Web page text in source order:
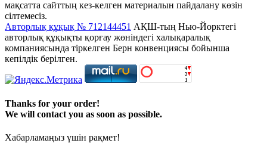
мақсатта сайттың кез-келген материалын пайдалану көзін
сілтемесіз.
Авторлық құқық № 712144451 АҚШ-тың Нью-Йорктегі
авторлық құқықты қорғау жөніндегі халықаралық
компаниясында тіркелген Берн конвенциясы бойынша
кепілдік берілген.
Thanks for your order!
We will contact you as soon as possible.
Хабарламаңыз үшін рақмет!